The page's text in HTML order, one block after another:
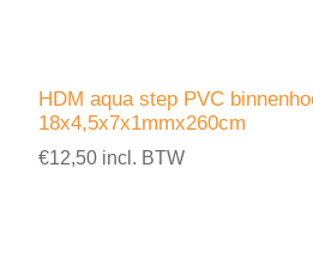
HDM aqua step PVC
18x4,5x7x1mmx260cm
€12,50 incl. BTW